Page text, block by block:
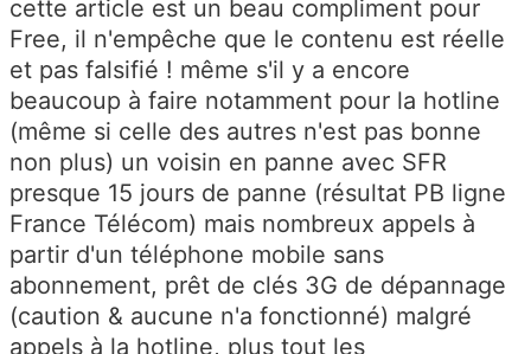
cette article est un beau compliment pour
Free, il n'empêche que le contenu est réelle
et pas falsifié ! même s'il y a encore
beaucoup à faire notamment pour la hotline
(même si celle des autres n'est pas bonne
non plus) un voisin en panne avec SFR
presque 15 jours de panne (résultat PB ligne
France Télécom) mais nombreux appels à
partir d'un téléphone mobile sans
abonnement, prêt de clés 3G de dépannage
(caution & aucune n'a fonctionné) malgré
appels à la hotline, plus tout les